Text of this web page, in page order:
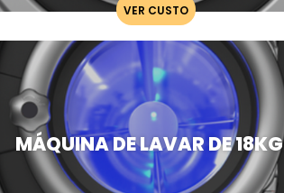
VER CUSTO
MÁQUINA DE LAVAR DE 18KG